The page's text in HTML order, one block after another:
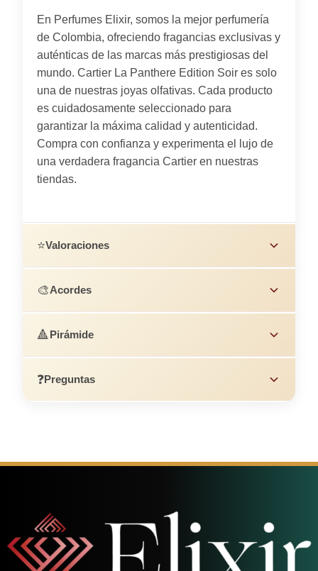
En Perfumes Elixir, somos la mejor perfumería
de Colombia, ofreciendo fragancias exclusivas y
auténticas de las marcas más prestigiosas del
mundo. Cartier La Panthere Edition Soir es solo
una de nuestras joyas olfativas. Cada producto
es cuidadosamente seleccionado para
garantizar la máxima calidad y autenticidad.
Compra con confianza y experimenta el lujo de
una verdadera fragancia Cartier en nuestras
tiendas.
⭐Valoraciones
🎨Acordes
🔺Pirámide
❓Preguntas